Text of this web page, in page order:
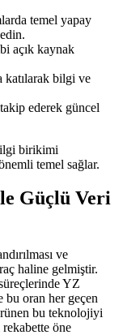
temel yapay
açık kaynak
katılarak bilgi ve
ederek güncel
birikimi
temel sağlar.
Güçlü Veri
ve
haline gelmiştir.
YZ
bu oran her geçen
bu teknolojiyi
öne